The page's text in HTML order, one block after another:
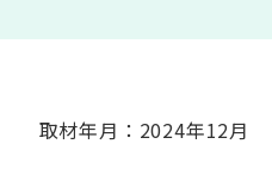
取材年月：2024年12月